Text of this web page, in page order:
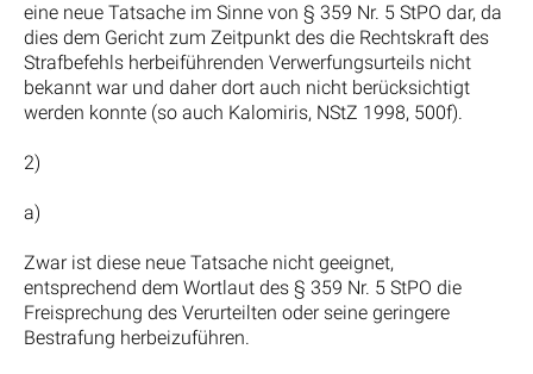
eine neue Tatsache im Sinne von § 359 Nr. 5 StPO dar, da
dies dem Gericht zum Zeitpunkt des die Rechtskraft des
Strafbefehls herbeiführenden Verwerfungsurteils nicht
bekannt war und daher dort auch nicht berücksichtigt
werden konnte (so auch Kalomiris, NStZ 1998, 500f).
2)
a)
Zwar ist diese neue Tatsache nicht geeignet,
entsprechend dem Wortlaut des § 359 Nr. 5 StPO die
Freisprechung des Verurteilten oder seine geringere
Bestrafung herbeizuführen.